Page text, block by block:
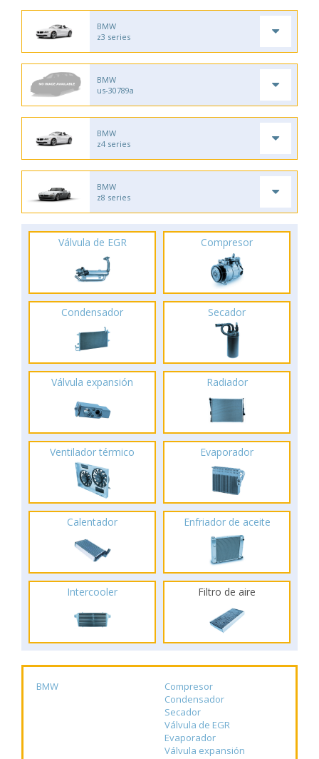
BMW
z3 series
BMW
us-30789a
BMW
z4 series
BMW
z8 series
Válvula de EGR Compresor
Condensador Secador
Válvula expansión Radiador
Ventilador térmico Evaporador
Calentador Enfriador de aceite
Intercooler Filtro de aire
BMW
Compresor
Condensador
Secador
Válvula de EGR
Evaporador
Válvula expansión